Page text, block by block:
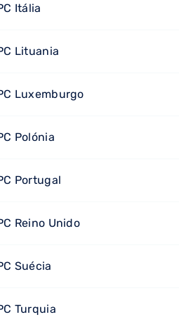
Itália
Lituania
Luxemburgo
Polónia
Portugal
Reino Unido
Suécia
Turquia